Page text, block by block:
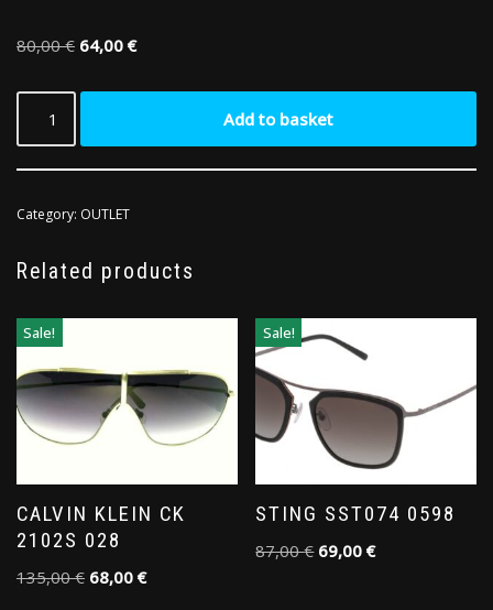
80,00€ 64,00 €
Add to basket
Category: OUTLET
Related products
Sale!
CALVIN KLEIN CK
2102S 028
135,00€ 68,00 €
Sale!
STING SST074 0598
87,00€ 69,00€